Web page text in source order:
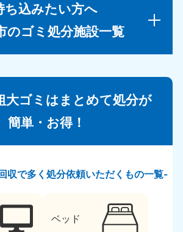
ち込みたい方へ
のゴミ処分施設一覧
大ゴミはまとめて処分が
簡単・お得！
収で多く処分依頼いただくもの一覧
ベッド